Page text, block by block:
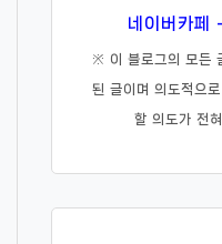
네이버카페
※ 이 블로그의 모든
된 글이며 의도적으
할 의도가 전